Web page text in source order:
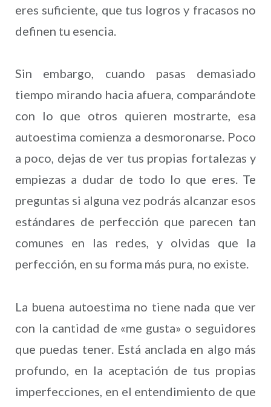
eres suficiente, que tus logros y fracasos no
definen tu esencia.
Sin embargo, cuando pasas demasiado
tiempo mirando hacia afuera, comparándote
con lo que otros quieren mostrarte, esa
autoestima comienza a desmoronarse. Poco
a poco, dejas de ver tus propias fortalezas y
empiezas a dudar de todo lo que eres. Te
preguntas si alguna vez podrás alcanzar esos
estándares de perfección que parecen tan
comunes en las redes, y olvidas que la
perfección, en su forma más pura, no existe.
La buena autoestima no tiene nada que ver
con la cantidad de «me gusta» o seguidores
que puedas tener. Está anclada en algo más
profundo, en la aceptación de tus propias
imperfecciones, en el entendimiento de que